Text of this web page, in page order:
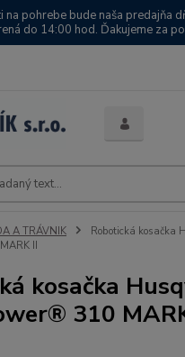
na pohrebe bude naša predajňa
do 14:00 hod. Ďakujeme za
A TRÁVNIK
Robotická kosačka
II
kosačka
310